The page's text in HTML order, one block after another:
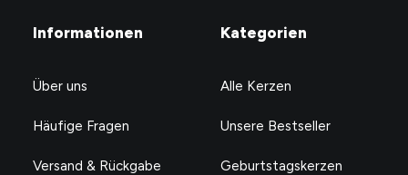
Informationen
Über uns
Häufige Fragen
Versand & Rückgabe
Kategorien
Alle Kerzen
Unsere Bestseller
Geburtstagskerzen